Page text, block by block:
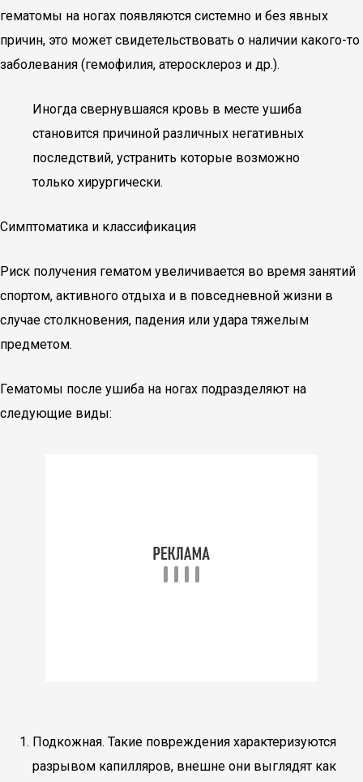
гематомы на ногах появляются системно и без явных
причин, это может свидетельствовать о наличии какого-то
заболевания (гемофилия, атеросклероз и др.).
Иногда свернувшаяся кровь в месте ушиба
становится причиной различных негативных
последствий, устранить которые возможно
только хирургически.
Симптоматика и классификация
Риск получения гематом увеличивается во время занятий
спортом, активного отдыха и в повседневной жизни в
случае столкновения, падения или удара тяжелым
предметом.
Гематомы после ушиба на ногах подразделяют на
следующие виды:
Подкожная. Такие повреждения характеризуются
разрывом капилляров, внешне они выглядят как